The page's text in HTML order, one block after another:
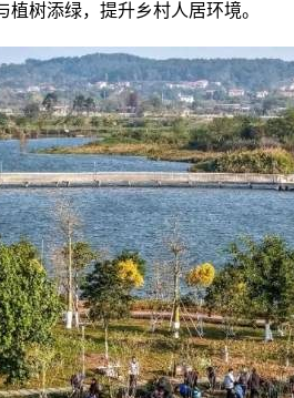
树添绿，提升乡村人居环境。